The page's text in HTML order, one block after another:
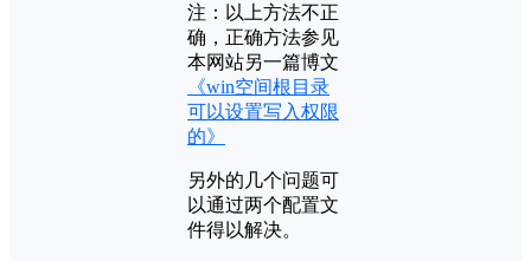
注：以上方法不正
确，正确方法参见
本网站另一篇博文
《win空间根目录
可以设置写入权限
的》
另外的几个问题可
以通过两个配置文
件得以解决。